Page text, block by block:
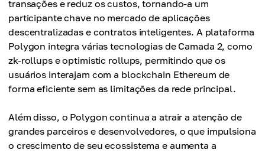
transações e reduz os custos, tornando-a um
participante chave no mercado de aplicações
descentralizadas e contratos inteligentes. A plataforma
Polygon integra várias tecnologias de Camada 2, como
zk-rollups e optimistic rollups, permitindo que os
usuários interajam com a blockchain Ethereum de
forma eficiente sem as limitações da rede principal.
Além disso, o Polygon continua a atrair a atenção de
grandes parceiros e desenvolvedores, o que impulsiona
o crescimento de seu ecossistema e aumenta a